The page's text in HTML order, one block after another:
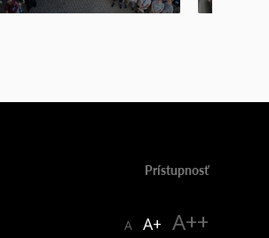
Prístupnosť
A A+ A++